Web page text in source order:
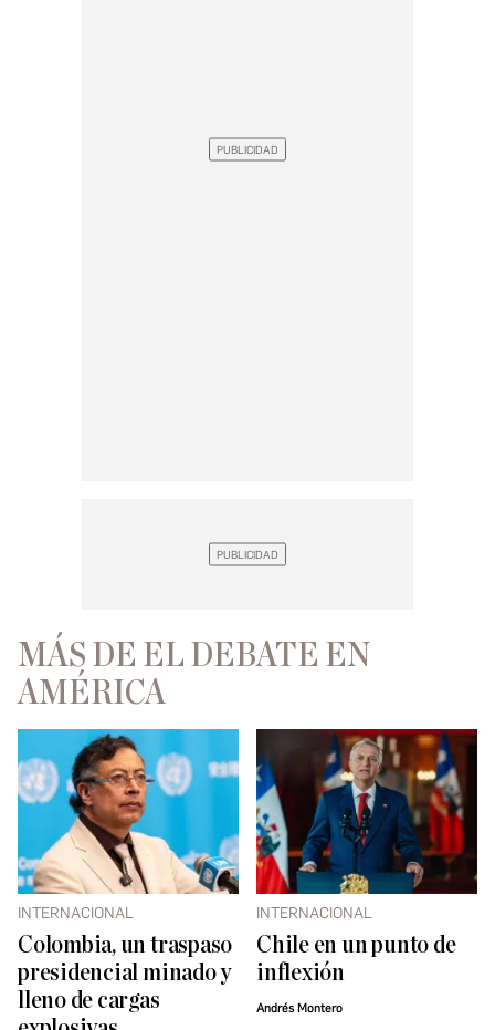
MÁS DE EL DEBATE EN
AMÉRICA
INTERNACIONAL
Colombia, un traspaso
presidencial minado y
lleno de cargas
INTERNACIONAL
Chile en un punto de
inflexión
Andrés Montero